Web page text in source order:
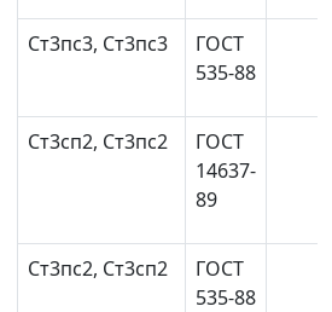
Ст3пс3, Ст3пс3
ГОСТ
535-88
Ст3сп2, Ст3пс2
ГОСТ
14637-
89
Ст3пс2, Ст3сп2
ГОСТ
535-88